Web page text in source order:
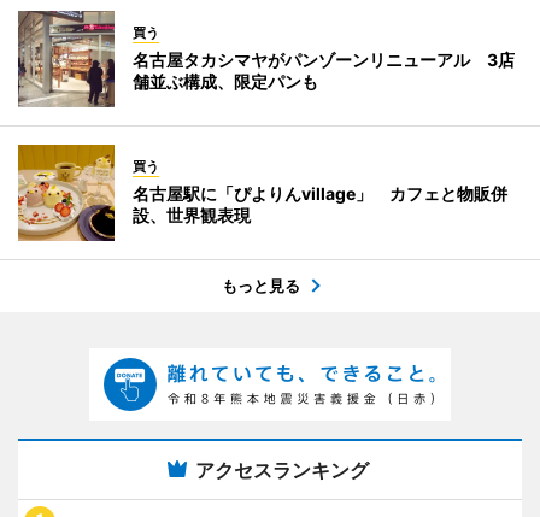
買う
名古屋タカシマヤがパンゾーンリニューアル 3店
舗並ぶ構成、限定パンも
買う
名古屋駅に「ぴよりんvillage」 カフェと物販併
設、世界観表現
もっと見る
アクセスランキング